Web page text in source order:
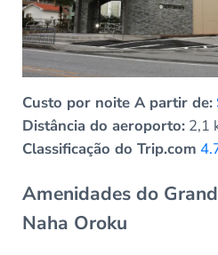
Custo por noite A partir de:
Distância do aeroporto:2,1
Classificação do Trip.com
Amenidades do
Naha Oroku